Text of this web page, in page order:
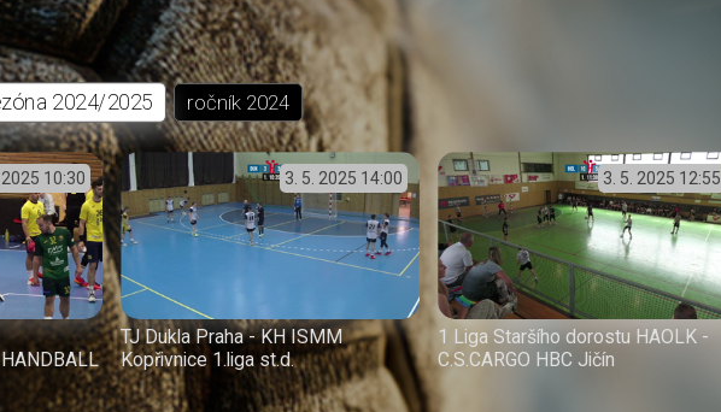
2024/2025 ročník 2024
10:30 3. 5. 2025 14:00
TJ Dukla Praha - KH ISMM
Kopřivnice 1.liga st.d.
3. 5. 2025 12:55
1 Liga Staršího dorostu HAOLK -
C.S.CARGO HBC Jičín